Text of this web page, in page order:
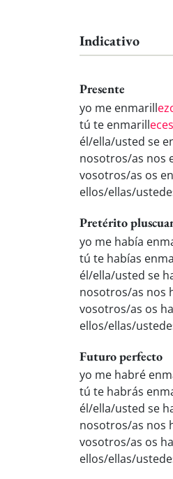
Indicativo
Presente
yo me enmarill
tú te enmarilleces
él/ella/usted se
nosotros/as nos
vosotros/as os
ellos/ellas/
Pretérito
yo me había
tú te habías
él/ella/usted se
nosotros/as nos
vosotros/as os
ellos/ellas/
Futuro perfecto
yo me habré
tú te habrás
él/ella/usted se
nosotros/as nos
vosotros/as os
ellos/ellas/